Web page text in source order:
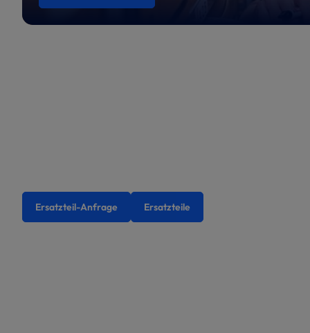
Ersatzteil-Anfrage Ersatzteile